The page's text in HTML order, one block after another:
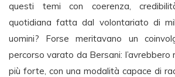
questi temi con coerenza,
quotidiana fatta dal volontariato di
uomini? Forse meritavano un
percorso varato da Bersani: l’avrebbero
più forte, con una modalità capace di